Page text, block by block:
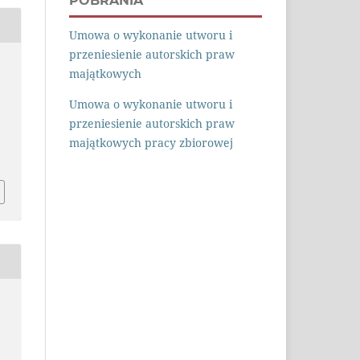
Umowa o wykonanie utworu i
przeniesienie autorskich praw
majątkowych
Umowa o wykonanie utworu i
przeniesienie autorskich praw
majątkowych pracy zbiorowej